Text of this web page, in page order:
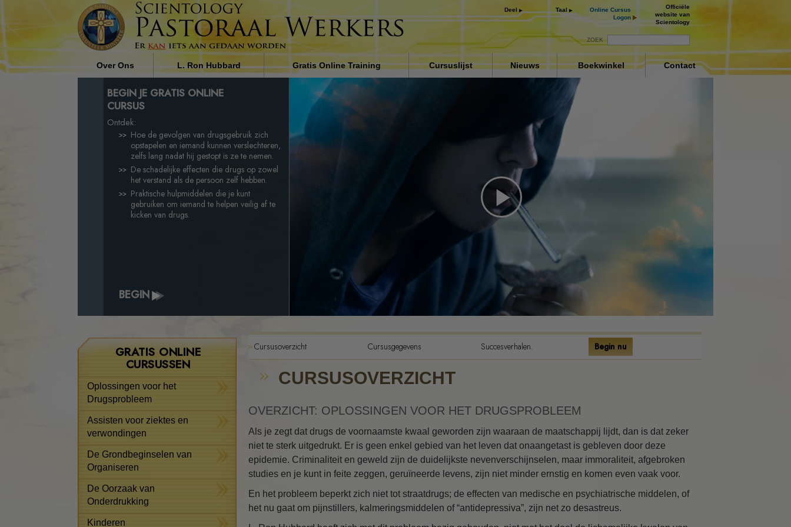
Deel Taal
Online Cursus
Logon
Officiële
website van
Scientology
ZOEK
Over Ons
Wie zijn de Pastoraal Werkers?
Waarom Wij Helpen
L. Ron Hubbard
De Invloed van Religie op de
Maatschappij door L. Ron
Gratis Online Training Cursuslijst
De grondbeginselen van
De oorzaak van onderdrukking
De Componenten van Begrip
De Drijfveren van Bestaan
Ethiek en de condities
Relations
oplossen
Integriteit en eerlijkheid
Huwelijk
Oplossingen voor een
gevaarlijke omgeving
Nieuws Boekwinkel Contact
Play
Video
BEGIN JE GRATIS ONLINE
CURSUS
Ontdek:
Hoe de gevolgen van drugsgebruik zich
opstapelen en iemand kunnen verslechteren,
zelfs lang nadat hij gestopt is ze te nemen.
De schadelijke effecten die drugs op zowel
het verstand als de persoon zelf hebben.
Praktische hulpmiddelen die je kunt
gebruiken om iemand te helpen veilig af te
kicken van drugs.
BEGIN
Cursusoverzicht Cursusgegevens Succesverhalen. Begin nu
CURSUSOVERZICHT
OVERZICHT: OPLOSSINGEN VOOR HET DRUGSPROBLEEM
Als je zegt dat drugs de voornaamste kwaal geworden zijn waaraan de maatschappij lijdt, dan is dat zeker
niet te sterk uitgedrukt. Er is geen enkel gebied van het leven dat onaangetast is gebleven door deze
epidemie. Criminaliteit en geweld zijn de duidelijkste nevenverschijnselen, maar immoraliteit, afgebroken
studies en je kunt in feite zeggen, geruïneerde levens, zijn niet minder ernstig en komen even vaak voor.
En het probleem beperkt zich niet tot straatdrugs; de effecten van medische en psychiatrische middelen, of
het nu gaat om pijnstillers, kalmeringsmiddelen of “antidepressiva”, zijn net zo desastreus.
GRATIS ONLINE
CURSUSSEN
Oplossingen voor het
Drugsprobleem
Assisten voor ziektes en
verwondingen
De Grondbeginselen van
Organiseren
De Oorzaak van
Onderdrukking
Kinderen